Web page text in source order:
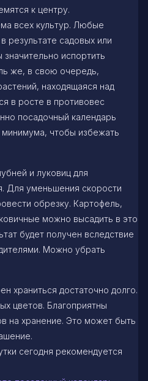
к центру.
всех культур. Любые
результате садовых или
испортить
же, в свою очередь,
находящаяся над
в росте в противовес
посадочный календарь
чтобы избежать
и луковиц для
Для уменьшения скорости
обрезку. Картофель,
можно высадить в это
будет получен вследствие
Можно убрать
храниться достаточно долго.
цветов. Благоприятны
на хранение. Это может быть
сегодня рекомендуется